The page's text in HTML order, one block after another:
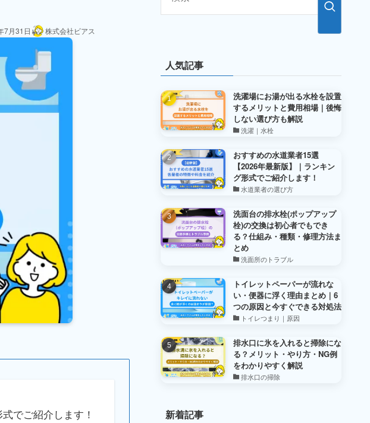
7月31日 株式会社ビアス
でご紹介します！
人気記事
洗濯場にお湯が出る水栓を設置
するメリットと費用相場｜後悔
しない選び方も解説
洗濯｜水栓
おすすめの水道業者15選
【2026年最新版】｜ランキン
グ形式でご紹介します！
水道業者の選び方
洗面台の排水栓(ポップアップ
栓)の交換は初心者でもでき
る？仕組み・種類・修理方法ま
とめ
洗面所のトラブル
トイレットペーパーが流れな
い・便器に浮く理由まとめ｜6
つの原因と今すぐできる対処法
トイレつまり｜原因
排水口に氷を入れると掃除にな
る？メリット・やり方・NG例
をわかりやすく解説
排水口の掃除
新着記事